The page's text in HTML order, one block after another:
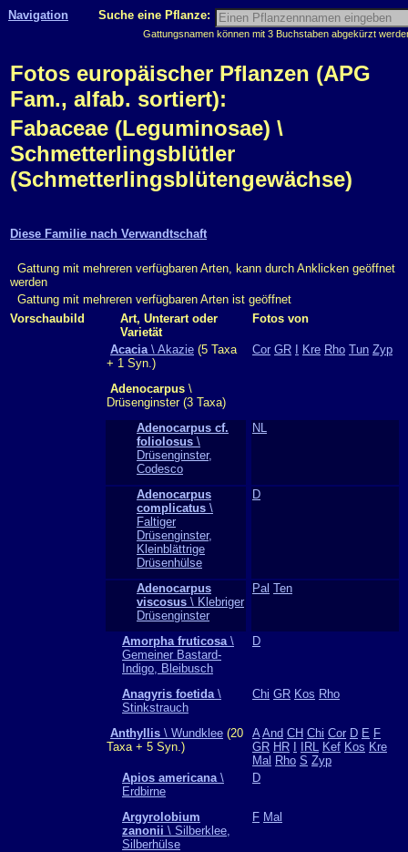
Navigation Suche eine Pflanze:
Gattungsnamen können mit 3 Buchstaben abgekürzt
Fotos europäischer Pflanzen (APG
Fam., alfab. sortiert):
Fabaceae (Leguminosae) \
Schmetterlingsblütler
(Schmetterlingsblütengewächse)
Diese Familie nach Verwandtschaft
Gattung mit mehreren verfügbaren Arten, kann durch Anklicken geöffnet
werden
Gattung mit mehreren verfügbaren Arten ist geöffnet
Vorschaubild
Art, Unterart oder
Varietät
Fotos von
Acacia\ Akazie (5 Taxa
+ 1 Syn.)
Cor GR Kre Rho Tun Zyp
Adenocarpus \
Drüsenginster (3 Taxa)
Adenocarpus cf.
foliolosus \
Drüsenginster,
Codesco
NL
Adenocarpus
complicatus \
Faltiger
Drüsenginster,
Kleinblättrige
Drüsenhülse
D
Adenocarpus
viscosus \ Klebriger
Drüsenginster
Pal Ten
Amorpha fruticosa\
Gemeiner Bastard-
Indigo, Bleibusch
D
Anagyris foetida\
Stinkstrauch
Chi GR Kos Rho
Anthyllis \ Wundklee (20
Taxa + 5 Syn.)
A And CH Chi Cor D E F
GR HR IRL Kef Kos Kre
Mal Rho S Zyp
Apios americana\
Erdbirne
D
Argyrolobium
zanonii \ Silberklee,
Silberhülse
F Mal